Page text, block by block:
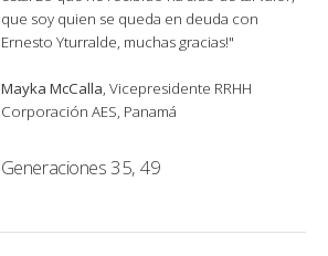
que soy quien se queda en deuda con
Ernesto Yturralde, muchas gracias!"
Mayka McCalla, Vicepresidente RRHH
Corporación AES, Panamá
Generaciones 35, 49